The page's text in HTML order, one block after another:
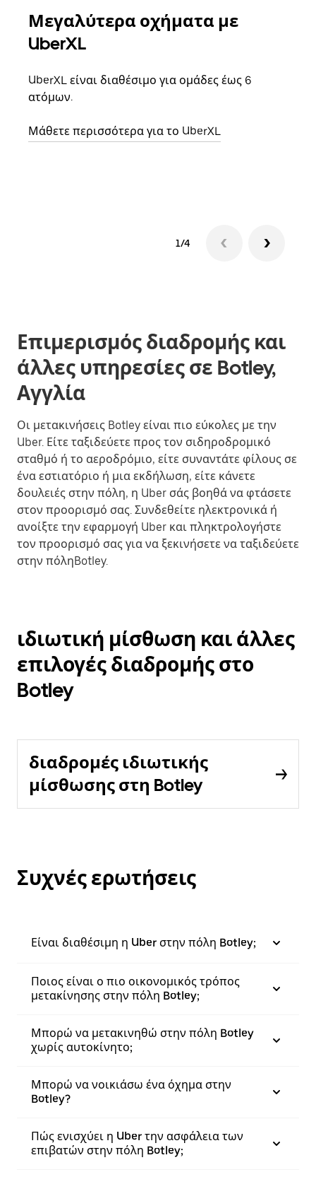
Μεγαλύτερα οχήματα με
UberXL
UberXL είναι διαθέσιμο για ομάδες έως 6
ατόμων.
Μάθετε περισσότερα για το UberXL
1/4
Επιμερισμός διαδρομής και
άλλες υπηρεσίες σε Botley,
Αγγλία
Οι μετακινήσεις Botley είναι πιο εύκολες με την
Uber. Είτε ταξιδεύετε προς τον σιδηροδρομικό
σταθμό ή το αεροδρόμιο, είτε συναντάτε φίλους σε
ένα εστιατόριο ή μια εκδήλωση, είτε κάνετε
δουλειές στην πόλη, η Uber σάς βοηθά να φτάσετε
στον προορισμό σας. Συνδεθείτε ηλεκτρονικά ή
ανοίξτε την εφαρμογή Uber και πληκτρολογήστε
τον προορισμό σας για να ξεκινήσετε να ταξιδεύετε
στην πόληBotley.
ιδιωτική μίσθωση και άλλες
επιλογές διαδρομής στο
Botley
διαδρομές ιδιωτικής
μίσθωσης στη Botley
Συχνές ερωτήσεις
Είναι διαθέσιμη η Uber στην πόλη Botley;
Ποιος είναι ο πιο οικονομικός τρόπος
μετακίνησης στην πόλη Botley;
Μπορώ να μετακινηθώ στην πόλη Botley
χωρίς αυτοκίνητο;
Μπορώ να νοικιάσω ένα όχημα στην
Botley?
Πώς ενισχύει η Uber την ασφάλεια των
επιβατών στην πόλη Botley;